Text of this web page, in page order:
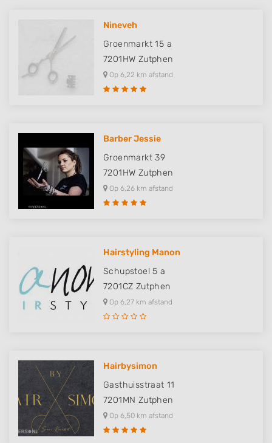
Nineveh
Groenmarkt 15 a
7201HW Zutphen
Op 6,22 km afstand
Barber Jessie
Groenmarkt 39
7201HW Zutphen
Op 6,26 km afstand
Hairstyling Manon
Schupstoel 5 a
7201CZ Zutphen
Op 6,27 km afstand
Hairbysimon
Gasthuisstraat 11
7201MN Zutphen
Op 6,50 km afstand